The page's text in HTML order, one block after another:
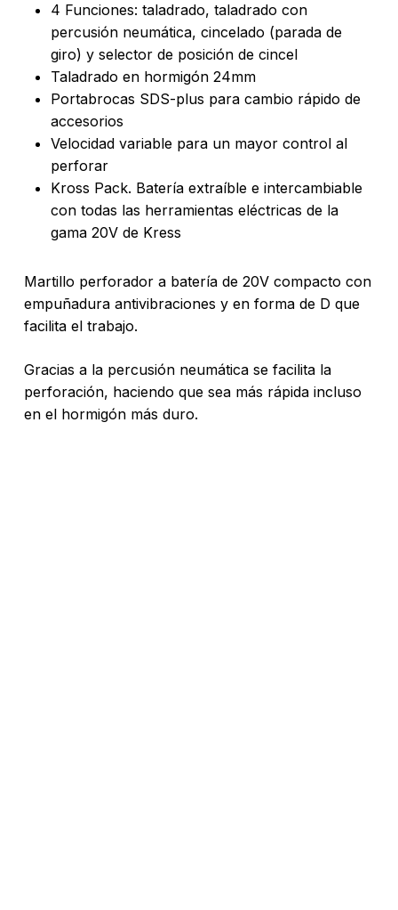
No hay productos en el carrito.
4 Funciones: taladrado, taladrado con
percusión neumática, cincelado (parada de
giro) y selector de posición de cincel
Taladrado en hormigón 24mm
Portabrocas SDS-plus para cambio rápido de
accesorios
Velocidad variable para un mayor control al
perforar
Kross Pack. Batería extraíble e intercambiable
con todas las herramientas eléctricas de la
gama 20V de Kress
Martillo perforador a batería de 20V compacto con
empuñadura antivibraciones y en forma de D que
facilita el trabajo.
Gracias a la percusión neumática se facilita la
perforación, haciendo que sea más rápida incluso
en el hormigón más duro.